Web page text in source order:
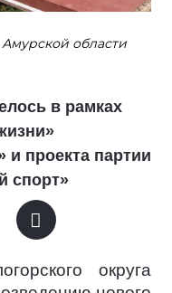
области
в рамках
и проекта партии
спорт»
округа